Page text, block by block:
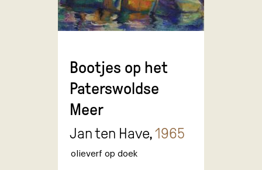
Bootjes op het
Paterswoldse
Meer
Jan ten Have,1965
olieverf op doek